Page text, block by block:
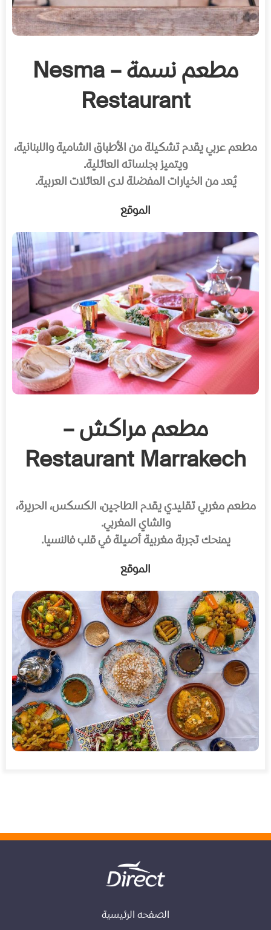
مطعم نسمة – Nesma
Restaurant
مطعم عربي يقدم تشكيلة من الأطباق الشامية واللبنانية،
ويتميز بجلساته العائلية.
يُعد من الخيارات المفضلة لدى العائلات العربية.
الموقع
مطعم مراكش –
Restaurant Marrakech
مطعم مغربي تقليدي يقدم الطاجين، الكسكس، الحريرة،
والشاي المغربي.
يمنحك تجربة مغربية أصيلة في قلب فالنسيا.
الموقع
الصفحه الرئيسية